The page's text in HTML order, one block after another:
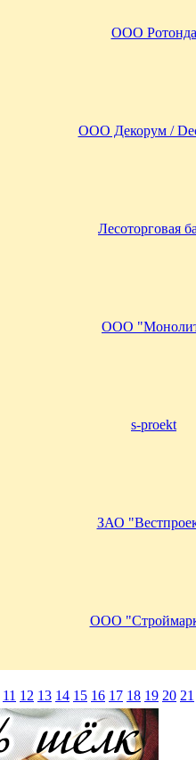
ООО Ротонда
ООО Декорум /
Лесоторговая
ООО
s-proekt
ЗАО
ООО
11 12 13 14 15 16 17 18 19 20 21